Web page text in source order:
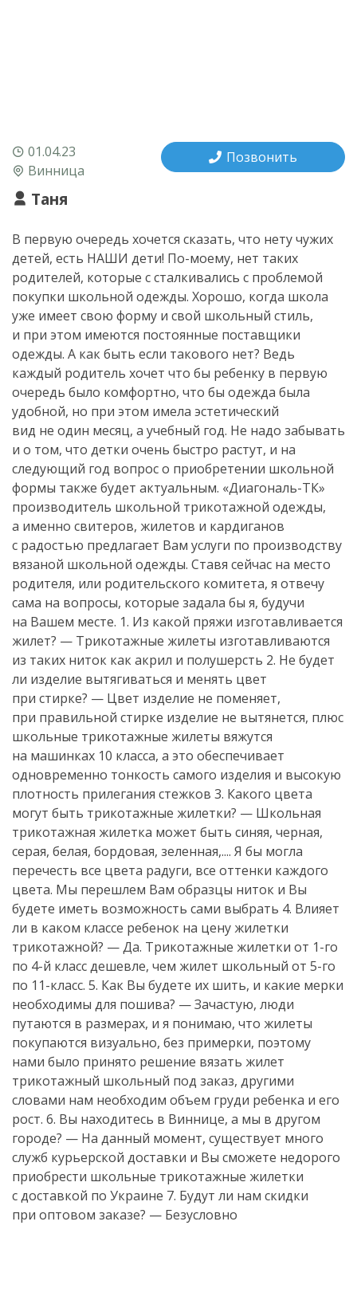
01.04.23
Винница
Таня
Позвонить
В первую очередь хочется сказать, что нету чужих
детей, есть НАШИ дети! По-моему, нет таких
родителей, которые с сталкивались с проблемой
покупки школьной одежды. Хорошо, когда школа
уже имеет свою форму и свой школьный стиль,
и при этом имеются постоянные поставщики
одежды. А как быть если такового нет? Ведь
каждый родитель хочет что бы ребенку в первую
очередь было комфортно, что бы одежда была
удобной, но при этом имела эстетический
вид не один месяц, а учебный год. Не надо забывать
и о том, что детки очень быстро растут, и на
следующий год вопрос о приобретении школьной
формы также будет актуальным. «Диагональ-ТК»
производитель школьной трикотажной одежды,
а именно свитеров, жилетов и кардиганов
с радостью предлагает Вам услуги по производству
вязаной школьной одежды. Ставя сейчас на место
родителя, или родительского комитета, я отвечу
сама на вопросы, которые задала бы я, будучи
на Вашем месте. 1. Из какой пряжи изготавливается
жилет? — Трикотажные жилеты изготавливаются
из таких ниток как акрил и полушерсть 2. Не будет
ли изделие вытягиваться и менять цвет
при стирке? — Цвет изделие не поменяет,
при правильной стирке изделие не вытянется, плюс
школьные трикотажные жилеты вяжутся
на машинках 10 класса, а это обеспечивает
одновременно тонкость самого изделия и высокую
плотность прилегания стежков 3. Какого цвета
могут быть трикотажные жилетки? — Школьная
трикотажная жилетка может быть синяя, черная,
серая, белая, бордовая, зеленная,.... Я бы могла
перечесть все цвета радуги, все оттенки каждого
цвета. Мы перешлем Вам образцы ниток и Вы
будете иметь возможность сами выбрать 4. Влияет
ли в каком классе ребенок на цену жилетки
трикотажной? — Да. Трикотажные жилетки от 1-го
по 4-й класс дешевле, чем жилет школьный от 5-го
по 11-класс. 5. Как Вы будете их шить, и какие мерки
необходимы для пошива? — Зачастую, люди
путаются в размерах, и я понимаю, что жилеты
покупаются визуально, без примерки, поэтому
нами было принято решение вязать жилет
трикотажный школьный под заказ, другими
словами нам необходим объем груди ребенка и его
рост. 6. Вы находитесь в Виннице, а мы в другом
городе? — На данный момент, существует много
служб курьерской доставки и Вы сможете недорого
приобрести школьные трикотажные жилетки
с доставкой по Украине 7. Будут ли нам скидки
при оптовом заказе? — Безусловно